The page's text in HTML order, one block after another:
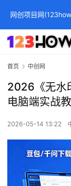
首页 中创网
2026《无水
电脑端实战教
2026-05-14 13:22
网创项目网